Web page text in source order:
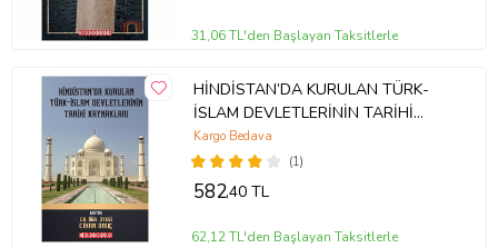
31,06 TL'den Başlayan Taksitlerle
HİNDİSTAN’DA KURULAN TÜRK-
İSLAM DEVLETLERİNİN TARİHİ
KAYNAKLARI
(1)
Kargo Bedava
582,40 TL
62,12 TL'den Başlayan Taksitlerle